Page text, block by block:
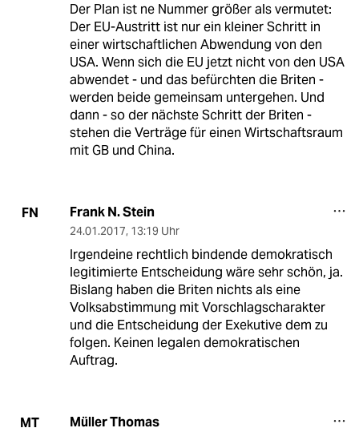
Der Plan ist ne Nummer größer als vermutet:
Der EU-Austritt ist nur ein kleiner Schritt in
einer wirtschaftlichen Abwendung von den
USA. Wenn sich die EU jetzt nicht von den USA
abwendet - und das befürchten die Briten -
werden beide gemeinsam untergehen. Und
dann - so der nächste Schritt der Briten -
stehen die Verträge für einen Wirtschaftsraum
mit GB und China.
FN Frank N. Stein
24.01.2017, 13:19 Uhr
Irgendeine rechtlich bindende demokratisch
legitimierte Entscheidung wäre sehr schön, ja.
Bislang haben die Briten nichts als eine
Volksabstimmung mit Vorschlagscharakter
und die Entscheidung der Exekutive dem zu
folgen. Keinen legalen demokratischen
Auftrag.
MT Müller Thomas